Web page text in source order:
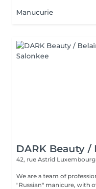
Manucurie
DARK Beauty /
42, rue Astrid Luxembourg
We are a team of
"Russian" manicure, with over